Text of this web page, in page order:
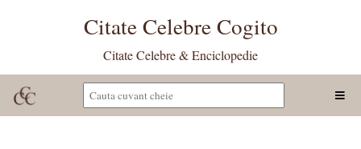
Citate Celebre Cogito
Citate Celebre & Enciclopedie